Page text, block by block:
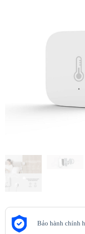
Bảo hành chính